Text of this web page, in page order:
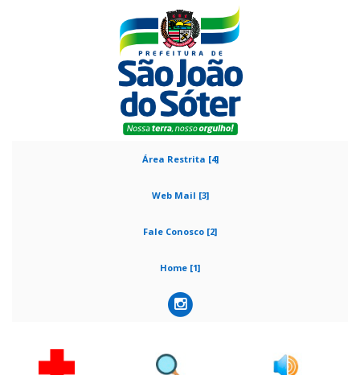
Área Restrita [4]
Web Mail [3]
Fale Conosco [2]
Home [1]